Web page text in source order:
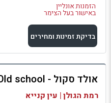
הזמנות אונליין
באישור בעל הצימר
בדיקת זמינות ומחירים
למתחם זה
בדיקת זמינות ומחירים
אולד סקול - Old school
רמת הגולן | עין קנייא